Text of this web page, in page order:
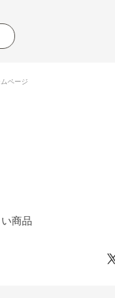
ページ
商品